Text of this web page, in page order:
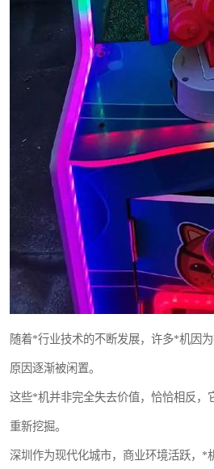
随着*行业技术的不断发展，许多*机因
原因逐渐被闲置。
这些*机并非完全失去价值，恰恰相反，
重新挖掘。
深圳作为现代化城市，商业环境活跃，*